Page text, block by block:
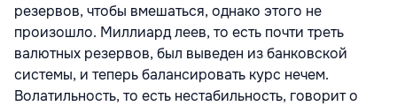
резервов, чтобы вмешаться, однако этого не
произошло. Миллиард леев, то есть почти треть
валютных резервов, был выведен из банковской
системы, и теперь балансировать курс нечем.
Волатильность, то есть нестабильность, говорит о